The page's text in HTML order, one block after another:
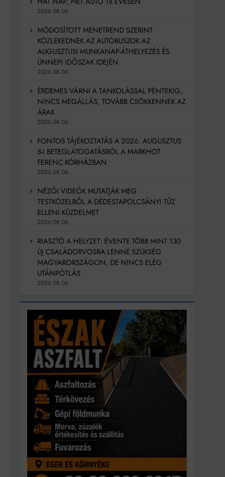
2026.08.06.
MÓDOSÍTOTT MENETREND SZERINT
KÖZLEKEDNEK AZ AUTÓBUSZOK AZ
AUGUSZTUSI MUNKANAP-ÁTHELYEZÉS ÉS
ÜNNEPI IDŐSZAK IDEJÉN
2026.08.06.
ÉRDEMES VÁRNI A TANKOLÁSSAL PÉNTEKIG,
NINCS MEGÁLLÁS, TOVÁBB CSÖKKENNEK AZ
ÁRAK
2026.08.06.
FONTOS TÁJÉKOZTATÁS A 2026. AUGUSZTUS
8-I BETEGLÁTOGATÁSRÓL A MARKHOT
FERENC KÓRHÁZBAN
2026.08.06.
NÉZŐI VIDEÓK MUTATJÁK MEG
TESTKÖZELBŐL A DÉDESTAPOLCSÁNYI TŰZ
ELLENI KÜZDELMET
2026.08.06.
RIASZTÓ A HELYZET: ÉVENTE TÖBB MINT 130
ÚJ CSALÁDORVOSRA LENNE SZÜKSÉG
MAGYARORSZÁGON, DE NINCS ELÉG
UTÁNPÓTLÁS
2026.08.06.